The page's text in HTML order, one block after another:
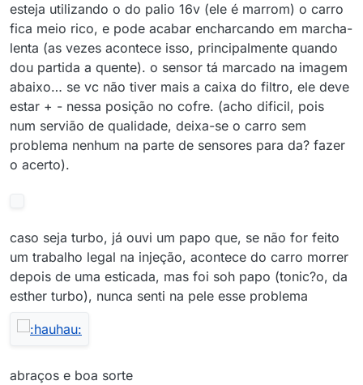
esteja utilizando o do palio 16v (ele é marrom) o carro
fica meio rico, e pode acabar encharcando em marcha-
lenta (as vezes acontece isso, principalmente quando
dou partida a quente). o sensor tá marcado na imagem
abaixo… se vc não tiver mais a caixa do filtro, ele deve
estar + - nessa posição no cofre. (acho dificil, pois
num servião de qualidade, deixa-se o carro sem
problema nenhum na parte de sensores para da? fazer
o acerto).
caso seja turbo, já ouvi um papo que, se não for feito
um trabalho legal na injeção, acontece do carro morrer
depois de uma esticada, mas foi soh papo (tonic?o, da
esther turbo), nunca senti na pele esse problema
abraços e boa sorte